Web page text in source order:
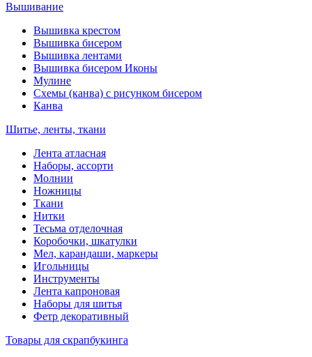
Вышивание
Вышивка крестом
Вышивка бисером
Вышивка лентами
Вышивка бисером Иконы
Мулине
Схемы (канва) с рисунком бисером
Канва
Шитье, ленты, ткани
Лента атласная
Наборы, ассорти
Молнии
Ножницы
Ткани
Нитки
Тесьма отделочная
Коробочки, шкатулки
Мел, карандаши, маркеры
Игольницы
Инструменты
Лента капроновая
Наборы для шитья
Фетр декоративный
Товары для скрапбукинга